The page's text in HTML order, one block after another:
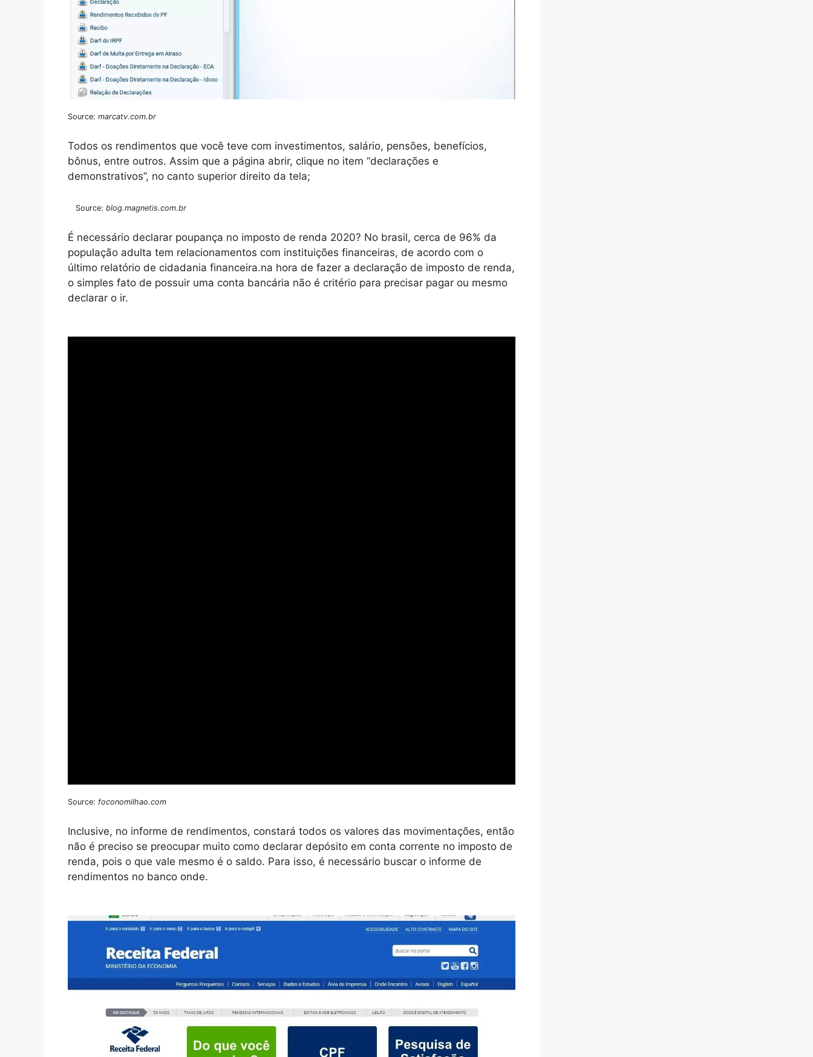
Source: marcatv.com.br
Todos os rendimentos que você teve com investimentos, salário, pensões, benefícios,
bônus, entre outros. Assim que a página abrir, clique no item “declarações e
demonstrativos”, no canto superior direito da tela;
Source: blog.magnetis.com.br
É necessário declarar poupança no imposto de renda 2020? No brasil, cerca de 96% da
população adulta tem relacionamentos com instituições financeiras, de acordo com o
último relatório de cidadania financeira.na hora de fazer a declaração de imposto de renda,
o simples fato de possuir uma conta bancária não é critério para precisar pagar ou mesmo
declarar o ir.
Source: foconomilhao.com
Inclusive, no informe de rendimentos, constará todos os valores das movimentações, então
não é preciso se preocupar muito como declarar depósito em conta corrente no imposto de
renda, pois o que vale mesmo é o saldo. Para isso, é necessário buscar o informe de
rendimentos no banco onde.